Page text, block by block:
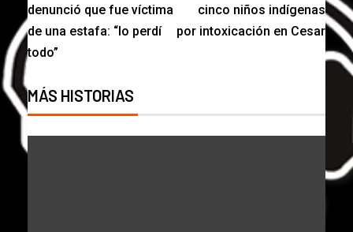
denunció que fue víctima
de una estafa: “lo perdí
todo”
cinco niños indígenas
por intoxicación en Cesar
MÁS HISTORIAS